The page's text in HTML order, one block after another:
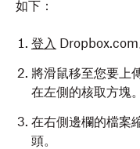
如下：
登入 Dropbox.com
將滑鼠移至您要上
在左側的核取方塊。
在右側邊欄的檔案
頭。